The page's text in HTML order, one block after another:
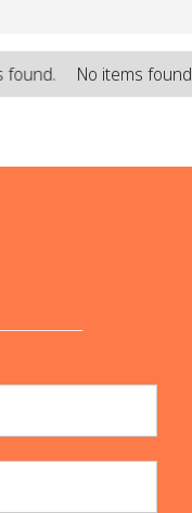
found. No items